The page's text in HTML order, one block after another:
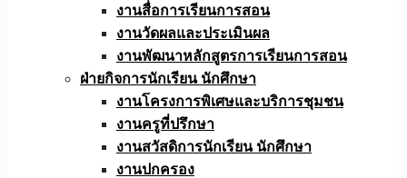
งานสื่อการเรียนการสอน
งานวัดผลและประเมินผล
งานพัฒนาหลักสูตรการเรียนการสอน
ฝ่ายกิจการนักเรียน นักศึกษา
งานโครงการพิเศษและบริการชุมชน
งานครูที่ปรึกษา
งานสวัสดิการนักเรียน นักศึกษา
งานปกครอง